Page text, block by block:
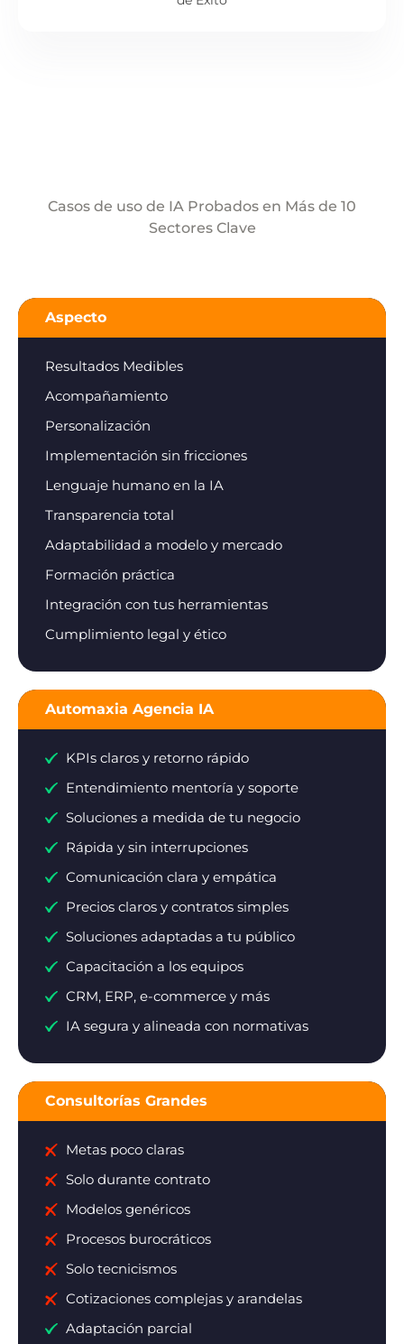
Casos de uso de IA Probados en Más de 10
Sectores Clave
Aspecto
Resultados Medibles
Acompañamiento
Personalización
Implementación sin fricciones
Lenguaje humano en la IA
Transparencia total
Adaptabilidad a modelo y mercado
Formación práctica
Integración con tus herramientas
Cumplimiento legal y ético
Automaxia Agencia IA
KPIs claros y retorno rápido
Entendimiento mentoría y soporte
Soluciones a medida de tu negocio
Rápida y sin interrupciones
Comunicación clara y empática
Precios claros y contratos simples
Soluciones adaptadas a tu público
Capacitación a los equipos
CRM, ERP, e-commerce y más
IA segura y alineada con normativas
Consultorías Grandes
Metas poco claras
Solo durante contrato
Modelos genéricos
Procesos burocráticos
Solo tecnicismos
Cotizaciones complejas y arandelas
Adaptación parcial